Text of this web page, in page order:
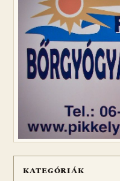
KATEGÓRIÁK